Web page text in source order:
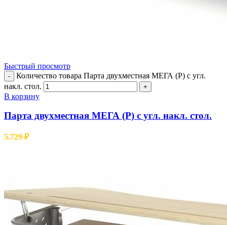
Быстрый просмотр
-
Количество товара Парта двухместная МЕГА (Р) с угл.
накл. стол.
+
В корзину
Парта двухместная МЕГА (Р) с угл. накл. стол.
5.729 ₽